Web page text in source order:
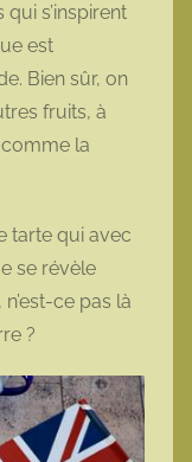
s’inspirent
est
Bien sûr, on
fruits, à
la
tarte qui avec
se révèle
ce pas là
?